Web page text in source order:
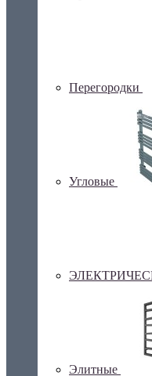
Перегородки
Угловые
Элитные